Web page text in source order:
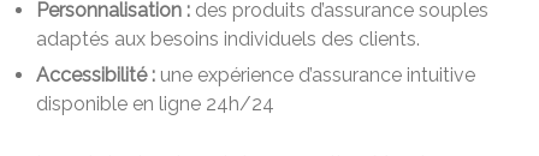
Personnalisation : des produits d’assurance souples
adaptés aux besoins individuels des clients.
Accessibilité : une expérience d’assurance intuitive
disponible en ligne 24h/24